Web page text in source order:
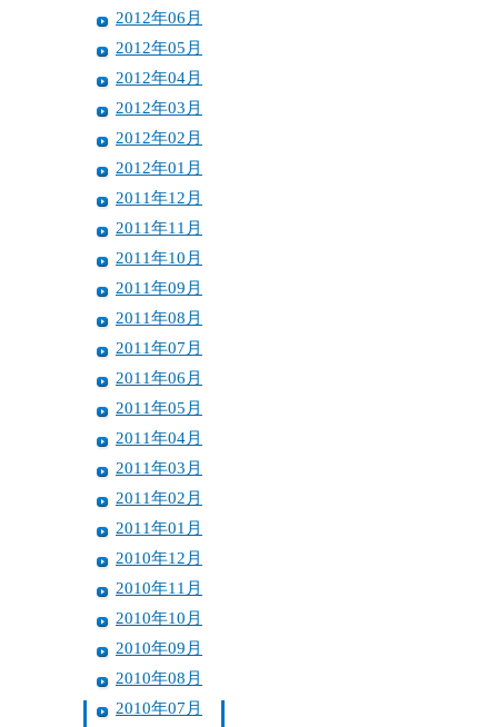
2012年06月
2012年05月
2012年04月
2012年03月
2012年02月
2012年01月
2011年12月
2011年11月
2011年10月
2011年09月
2011年08月
2011年07月
2011年06月
2011年05月
2011年04月
2011年03月
2011年02月
2011年01月
2010年12月
2010年11月
2010年10月
2010年09月
2010年08月
2010年07月